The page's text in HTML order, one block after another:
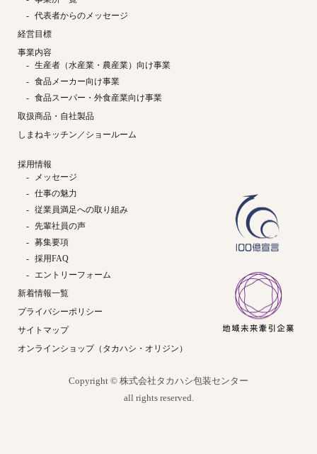
代表者からのメッセージ
経営目標
事業内容
生産者（水産業・農産業）向け事業
食品メーカー向け事業
食品スーパー・外食産業向け事業
取扱商品・自社製品
しまねキッチン／ショールーム
採用情報
メッセージ
仕事の魅力
従業員満足への取り組み
先輩社員の声
募集要項
採用FAQ
エントリーフォーム
新着情報一覧
プライバシーポリシー
サイトマップ
オンラインショップ（タカハシ・オリジン）
Copyright © 株式会社タカハシ包装センター
all rights reserved.